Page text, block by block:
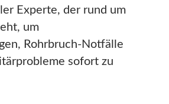
Experte, der rund um
um
Rohrbruch-Notfälle
sofort zu